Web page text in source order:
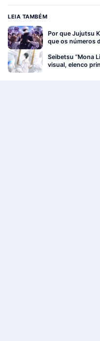
LEIA TAMBÉM
Por que Jujutsu
que os números
Seibetsu “Mona
visual, elenco